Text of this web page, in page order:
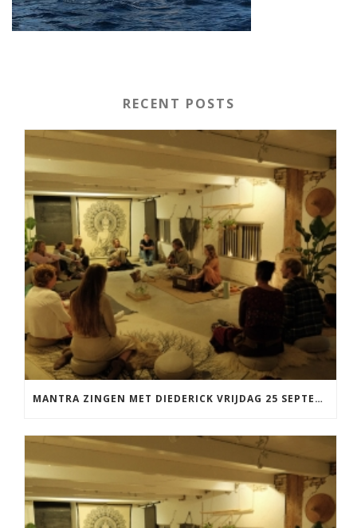
RECENT POSTS
MANTRA ZINGEN MET DIEDERICK VRIJDAG 25 SEPTEMBER EN 20 NOVEMBER